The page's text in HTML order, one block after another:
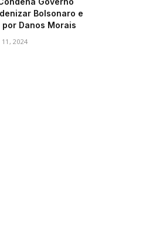
Bolsonaro e
Danos Morais
11, 2024